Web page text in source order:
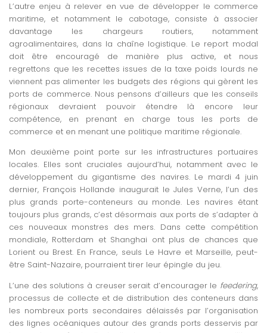
L’autre enjeu à relever en vue de développer le commerce
maritime, et notamment le cabotage, consiste à associer
davantage les chargeurs routiers, notamment
agroalimentaires, dans la chaîne logistique. Le report modal
doit être encouragé de manière plus active, et nous
regrettons que les recettes issues de la taxe poids lourds ne
viennent pas alimenter les budgets des régions qui gèrent les
ports de commerce. Nous pensons d’ailleurs que les conseils
régionaux devraient pouvoir étendre là encore leur
compétence, en prenant en charge tous les ports de
commerce et en menant une politique maritime régionale.
Mon deuxième point porte sur les infrastructures portuaires
locales. Elles sont cruciales aujourd’hui, notamment avec le
développement du gigantisme des navires. Le mardi 4 juin
dernier, François Hollande inaugurait le Jules Verne, l’un des
plus grands porte-conteneurs au monde. Les navires étant
toujours plus grands, c’est désormais aux ports de s’adapter à
ces nouveaux monstres des mers. Dans cette compétition
mondiale, Rotterdam et Shanghai ont plus de chances que
Lorient ou Brest. En France, seuls Le Havre et Marseille, peut-
être Saint-Nazaire, pourraient tirer leur épingle du jeu.
L’une des solutions à creuser serait d’encourager le feedering,
processus de collecte et de distribution des conteneurs dans
les nombreux ports secondaires délaissés par l’organisation
des lignes océaniques autour des grands ports desservis par